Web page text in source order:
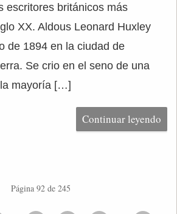
escritores británicos más
XX. Aldous Leonard Huxley
de 1894 en la ciudad de
Se crio en el seno de una
mayoría […]
Continuar leyendo
Página 92 de 245